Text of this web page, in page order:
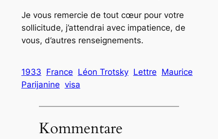
Je vous remercie de tout cœur pour votre
sollicitude, j’attendrai avec impatience, de
vous, d’autres renseignements.
1933 France Léon Trotsky Lettre Maurice
Parijanine visa
Kommentare